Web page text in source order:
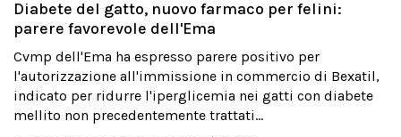
Diabete del gatto, nuovo farmaco per felini:
parere favorevole dell'Ema
Cvmp dell'Ema ha espresso parere positivo per
l'autorizzazione all'immissione in commercio di Bexatil,
indicato per ridurre l'iperglicemia nei gatti con diabete
mellito non precedentemente trattati...